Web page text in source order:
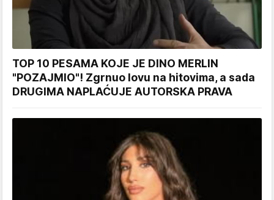
TOP 10 PESAMA KOJE JE DINO MERLIN
"POZAJMIO"! Zgrnuo lovu na hitovima, a sada
DRUGIMA NAPLAĆUJE AUTORSKA PRAVA